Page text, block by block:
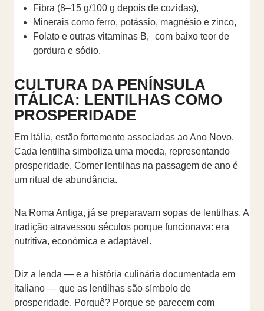
Fibra (8–15 g/100 g depois de cozidas),
Minerais como ferro, potássio, magnésio e zinco,
Folato e outras vitaminas B, com baixo teor de
gordura e sódio.
CULTURA DA PENÍNSULA
ITÁLICA: LENTILHAS COMO
PROSPERIDADE
Em Itália, estão fortemente associadas ao Ano Novo.
Cada lentilha simboliza uma moeda, representando
prosperidade. Comer lentilhas na passagem de ano é
um ritual de abundância.
Na Roma Antiga, já se preparavam sopas de lentilhas. A
tradição atravessou séculos porque funcionava: era
nutritiva, económica e adaptável.
Diz a lenda — e a história culinária documentada em
italiano — que as lentilhas são símbolo de
prosperidade. Porquê? Porque se parecem com